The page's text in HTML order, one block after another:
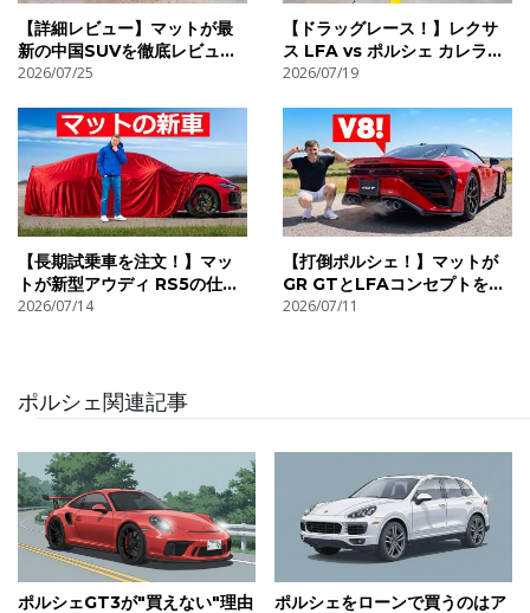
【詳細レビュー】マットが最
新の中国SUVを徹底レビュ
ー！
2026/07/25
【ドラッグレース！】レクサ
ス LFA vs ポルシェ カレラ
GT
2026/07/19
【長期試乗車を注文！】マッ
トが新型アウディ RS5の仕様
を決める
2026/07/14
【打倒ポルシェ！】マットが
GR GTとLFAコンセプトを実
車チェック！
2026/07/11
ポルシェ関連記事
ポルシェGT3が"買えない"理由 ポルシェをローンで買うのはア